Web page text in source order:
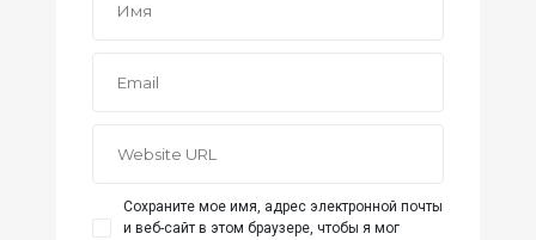
Сохраните мое имя, адрес электронной почты
и веб-сайт в этом браузере, чтобы я мог